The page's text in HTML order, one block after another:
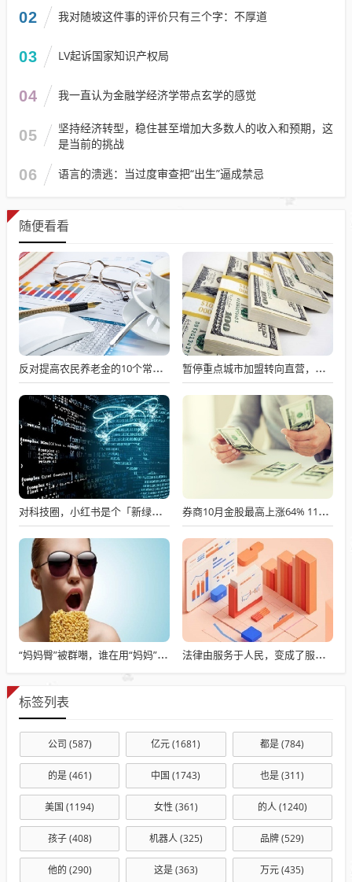
02 我对随坡这件事的评价只有三个字：不厚道
03 LV起诉国家知识产权局
04 我一直认为金融学经济学带点玄学的感觉
05
坚持经济转型，稳住甚至增加大多数人的收入和预期，这
是当前的挑战
06 语言的溃逃：当过度审查把“出生”逼成禁忌
随便看看
反对提高农民养老金的10个常见借口——别再用套话敷衍 暂停重点城市加盟转向直营，库迪为何急刹车？
对科技圈，小红书是个「新绿洲」 券商10月金股最高上涨64% 11月金股重磅出炉！
“妈妈臀”被群嘲，谁在用“妈妈”污名身体？ 法律由服务于人民，变成了服务于法学届
标签列表
公司 (587) 亿元(1681) 都是(784)
的是(461) 中国 (1743) 也是(311)
美国 (1194) 女性 (361) 的人(1240)
孩子(408) 机器人(325) 品牌(529)
他的 (290) 这是(363) 万元(435)